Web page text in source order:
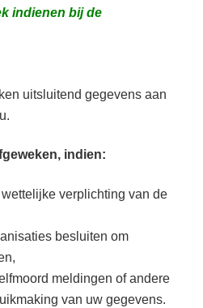
indienen bij de
uitsluitend gegevens aan
indien:
verplichting van de
besluiten om
meldingen of andere
van uw gegevens.